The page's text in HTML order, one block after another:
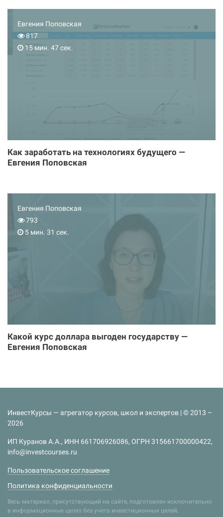
Евгения Поповская
817
15 мин. 47 сек.
Как заработать на технологиях будущего —
Евгения Поповская
Евгения Поповская
793
5 мин. 31 сек.
Какой курс доллара выгоден государству —
Евгения Поповская
ИнвестКурсы — агрегатор курсов, школ и экспертов | © 2013 –
2026
ИП Куранов А.А., ИНН 661706926086, ОГРН 315661700000422,
info@investcourses.ru
Пользовательское соглашение
Политика конфиденциальности
Весь материал, присутствующий на сайте, подготовлен исключительно
в информационных целях без учета инвестиционных целей,